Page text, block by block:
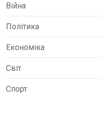
Війна
Політика
Економіка
Світ
Спорт